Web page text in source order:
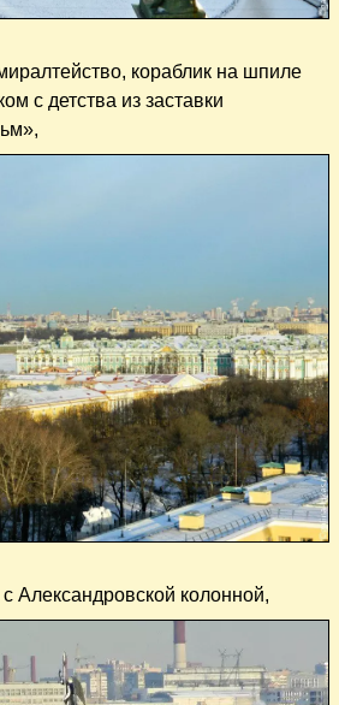
кораблик на шпиле
с детства из заставки
Александровской колонной,